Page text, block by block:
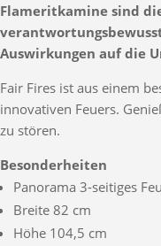
Flameritkamine sind
Auswirkungen auf die
Fair Fires ist aus einem
innovativen Feuers.
zu stören.
Besonderheiten
Panorama 3-seitiges
Breite 82 cm
Höhe 104,5 cm